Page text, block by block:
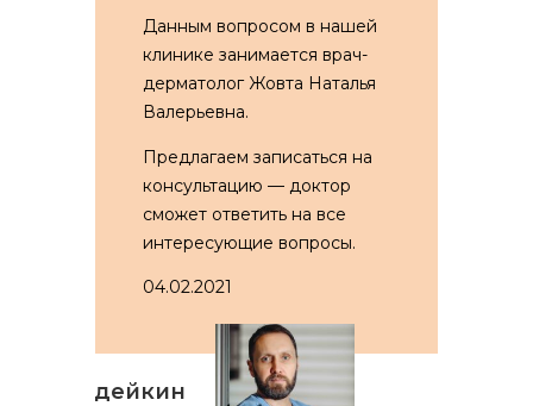
Данным вопросом в нашей
клинике занимается врач-
дерматолог Жовта Наталья
Валерьевна.
Предлагаем записаться на
консультацию — доктор
сможет ответить на все
интересующие вопросы.
04.02.2021
Гордейкин